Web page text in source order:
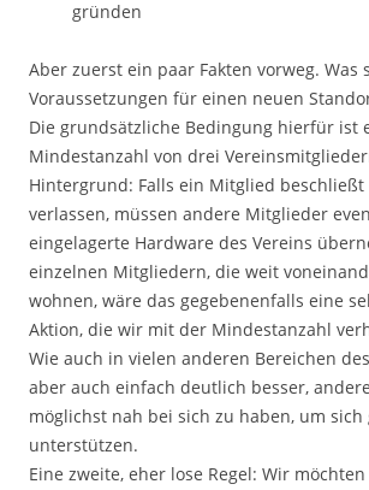
gründen
Aber zuerst ein paar Fakten vorweg. Was
Voraussetzungen für einen neuen
Die grundsätzliche Bedingung hierfür ist
Mindestanzahl von drei
Hintergrund: Falls ein Mitglied beschließt
verlassen, müssen andere Mitglieder
eingelagerte Hardware des Vereins
einzelnen Mitgliedern, die weit
wohnen, wäre das gegebenenfalls eine
Aktion, die wir mit der Mindestanzahl
Wie auch in vielen anderen Bereichen
aber auch einfach deutlich besser,
möglichst nah bei sich zu haben, um sich
unterstützen.
Eine zweite, eher lose Regel: Wir